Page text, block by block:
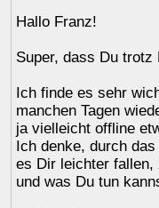
Hallo Franz!
Super, dass Du
Ich finde es sehr
manchen Tagen
ja vielleicht offline
Ich denke, durch
es Dir leichter fallen,
und was Du tun